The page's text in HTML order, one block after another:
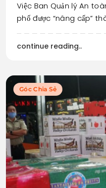
Việc Ban Quản lý An
phố được “nâng cấp”
continue reading..
Góc Chia Sẻ